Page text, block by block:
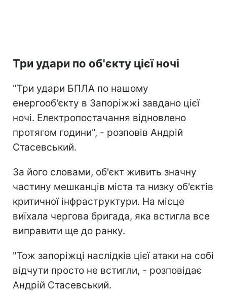
Три удари по об'єкту цієї ночі
"Три удари БПЛА по нашому
енергооб'єкту в Запоріжжі завдано цієї
ночі. Електропостачання відновлено
протягом години", - розповів Андрій
Стасевський.
За його словами, об'єкт живить значну
частину мешканців міста та низку об'єктів
критичної інфраструктури. На місце
виїхала чергова бригада, яка встигла все
виправити ще до ранку.
"Тож запоріжці наслідків цієї атаки на собі
відчути просто не встигли, - розповідає
Андрій Стасевський.